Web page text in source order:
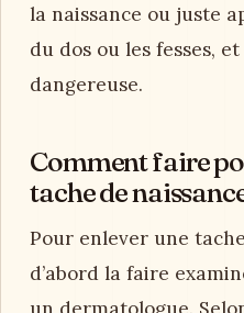
la naissance ou juste
du dos ou les fesses,
dangereuse.
Comment faire
tache de
Pour enlever une
d’abord la faire